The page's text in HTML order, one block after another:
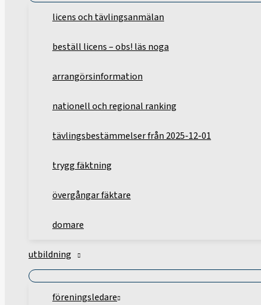
licens och tävlingsanmälan
beställ licens – obs! läs noga
arrangörsinformation
nationell och regional ranking
tävlingsbestämmelser från 2025-12-01
trygg fäktning
övergångar fäktare
domare
utbildning
föreningsledare